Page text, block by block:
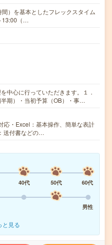
）を基本としたフレックスタイム
13:00（…
中心に行っていただきます。１．
期）・当初予算（OB）・事…
応・Excel：基本操作、簡単な表計
送付書などの…
40代 50代
60代
男性
と見る